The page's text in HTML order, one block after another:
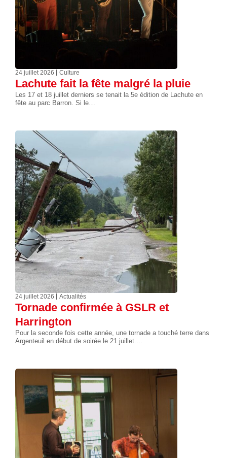
24 juillet 2026 Culture
Lachute fait la fête malgré la pluie
Les 17 et 18 juillet derniers se tenait la 5e édition de Lachute en
fête au parc Barron. Si le…
24 juillet 2026 Actualités
Tornade confirmée à GSLR et
Harrington
Pour la seconde fois cette année, une tornade a touché terre dans
Argenteuil en début de soirée le 21 juillet.…